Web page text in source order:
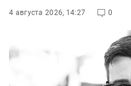
4 августа 2026, 14:27 0